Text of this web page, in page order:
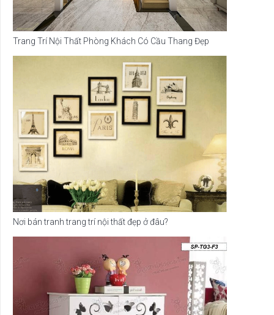
Trang Trí Nội Thất Phòng Khách Có Cầu Thang Đẹp
Nơi bán tranh trang trí nội thất đẹp ở đâu?